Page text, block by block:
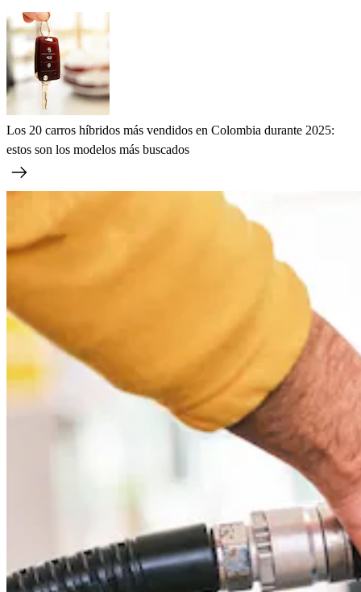
Los 20 carros híbridos más vendidos en Colombia durante 2025:
estos son los modelos más buscados